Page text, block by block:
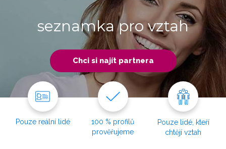
seznamka pro vztah
Chci si najít partnera
Pouze reální lidé
100 % profilů
prověřujeme
Pouze lidé, kteří
chtějí vztah